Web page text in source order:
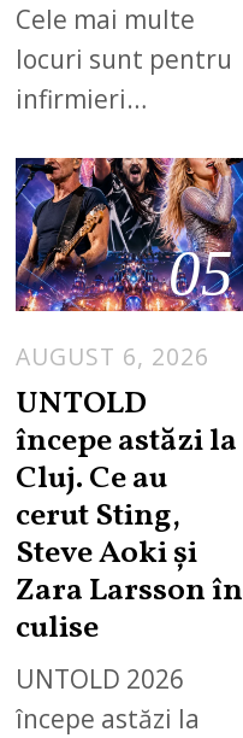
Cele mai multe
locuri sunt pentru
infirmieri…
05
AUGUST 6, 2026
UNTOLD
începe astăzi la
Cluj. Ce au
cerut Sting,
Steve Aoki și
Zara Larsson în
culise
UNTOLD 2026
începe astăzi la